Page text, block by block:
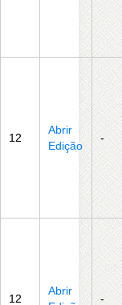
12
Abrir
Edição
-
12
Abrir
-